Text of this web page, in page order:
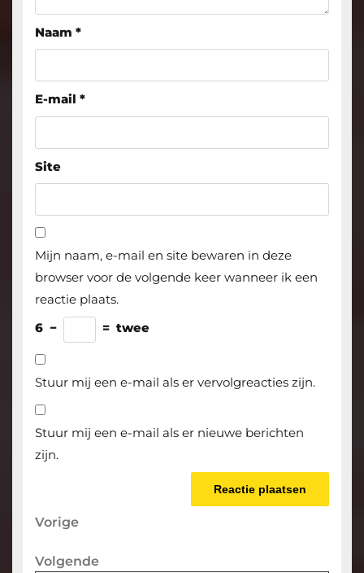
Naam *
E-mail *
Site
Mijn naam, e-mail en site bewaren in deze
browser voor de volgende keer wanneer ik een
reactie plaats.
6 − = twee
Stuur mij een e-mail als er vervolgreacties zijn.
Stuur mij een e-mail als er nieuwe berichten
zijn.
Berichtnavigatie
Vorige
Vorige
Volgende
Volgende